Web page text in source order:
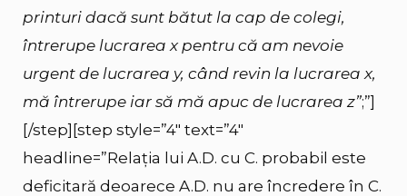
printuri dacă sunt bătut la cap de colegi,
întrerupe lucrarea x pentru că am nevoie
urgent de lucrarea y, când revin la lucrarea x,
mă întrerupe iar să mă apuc de lucrarea z”;”]
[/step][step style=”4″ text=”4″
headline=”Relația lui A.D. cu C. probabil este
deficitară deoarece A.D. nu are încredere în C.